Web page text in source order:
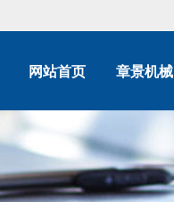
网站首页 章景机械